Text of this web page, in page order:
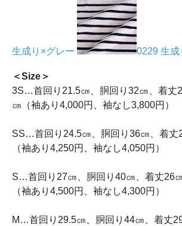
生成り×グレー 0229 生成
＜Size＞
3S…首回り21.5㎝、胴回り32㎝、着丈
㎝（袖あり4,000円、袖なし3,800円）
SS…首回り24.5㎝、胴回り36㎝、着丈
（袖あり4,250円、袖なし4,050円）
S…首回り27㎝、胴回り40㎝、着丈26
（袖あり4,500円、袖なし4,300円）
M…首回り29.5㎝、胴回り44㎝、着丈